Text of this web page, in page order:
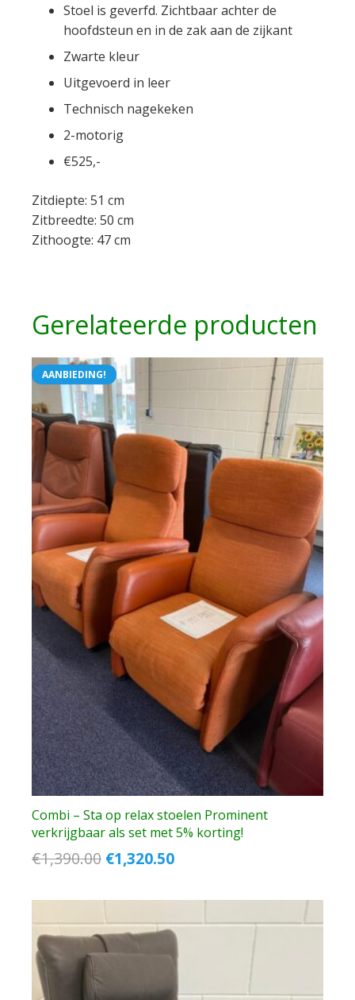
Stoel is geverfd. Zichtbaar achter de
hoofdsteun en in de zak aan de zijkant
Zwarte kleur
Uitgevoerd in leer
Technisch nagekeken
2-motorig
€525,-
Zitdiepte: 51 cm
Zitbreedte: 50 cm
Zithoogte: 47 cm
Gerelateerde producten
AANBIEDING!
Combi – Sta op relax stoelen Prominent
verkrijgbaar als set met 5% korting!
€1,390.00 Oorspronkelijke
was:
€1,390.00.
€1,320.50Huidige
is:
€1,320.50.